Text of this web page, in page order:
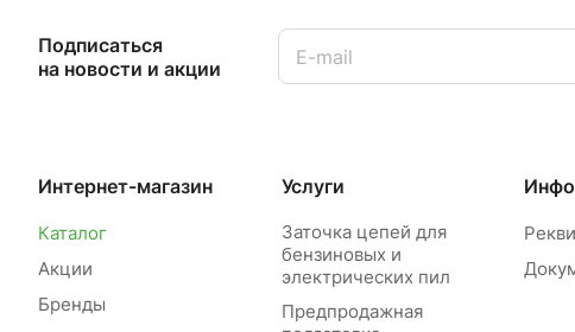
Подписаться
на новости и акции
Интернет-магазин
Каталог
Акции
Бренды
Услуги
Заточка цепей для
бензиновых и
электрических пил
Предпродажная